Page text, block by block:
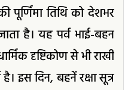
पूर्णिमा तिथि को देशभर
है। यह पर्व भाई-बहन
दृष्टिकोण से भी राखी
इस दिन, बहनें रक्षा सूत्र